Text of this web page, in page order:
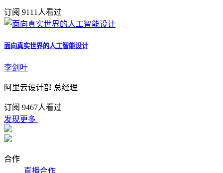
订阅 9111人看过
面向真实世界的人工智能设计
李剑叶
阿里云设计部 总经理
订阅 9467人看过
发现更多
合作
直播合作